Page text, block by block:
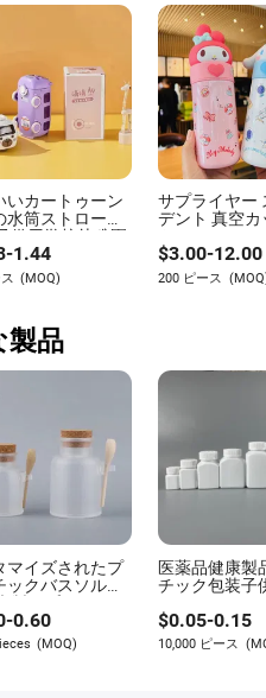
いカートゥーン
水筒ストローカ
供用学校幼稚園
ップ
-1.44
(MOQ)
サプライヤー
デント 真空
テンレス鋼
ドア
$3.00-12.00
200 ピース
製品
マイズされたプ
ックバスソルト
製スプーン ボト
-0.60
(MOQ)
医薬品健康製
チック包装子
20/40/60/80/
ルボトル用製
$0.05-0.15
10,000 ピース